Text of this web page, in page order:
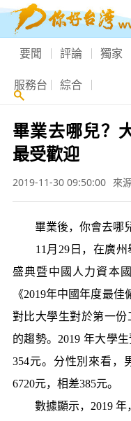
要聞 評論 獨家
服務台 綜合
畢業去哪兒？
最受歡迎
2019-11-30 09:50:00 來
畢業後，你會去哪兒
11月29日，在廣州
盛典暨中國人力資本
《2019年中國年度最
對比大學生對於第一
的趨勢。2019 年大學
354元。分性別來看，
6720元，相差385元。
數據顯示，2019 年